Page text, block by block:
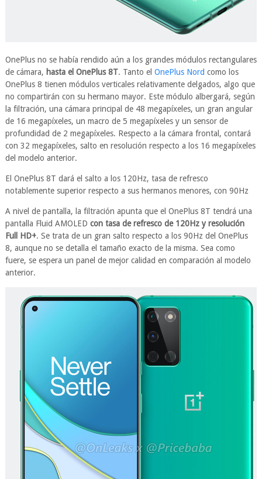
OnePlus no se había rendido aún a los grandes módulos rectangulares
de cámara, hasta el OnePlus 8T. Tanto el OnePlus Nord como los
OnePlus 8 tienen módulos verticales relativamente delgados, algo que
no compartirán con su hermano mayor. Este módulo albergará, según
la filtración, una cámara principal de 48 megapíxeles, un gran angular
de 16 megapíxeles, un macro de 5 megapíxeles y un sensor de
profundidad de 2 megapíxeles. Respecto a la cámara frontal, contará
con 32 megapíxeles, salto en resolución respecto a los 16 megapíxeles
del modelo anterior.
El OnePlus 8T dará el salto a los 120Hz, tasa de refresco
notablemente superior respecto a sus hermanos menores, con 90Hz
A nivel de pantalla, la filtración apunta que el OnePlus 8T tendrá una
pantalla Fluid AMOLED con tasa de refresco de 120Hz y resolución
Full HD+. Se trata de un gran salto respecto a los 90Hz del OnePlus
8, aunque no se detalla el tamaño exacto de la misma. Sea como
fuere, se espera un panel de mejor calidad en comparación al modelo
anterior.